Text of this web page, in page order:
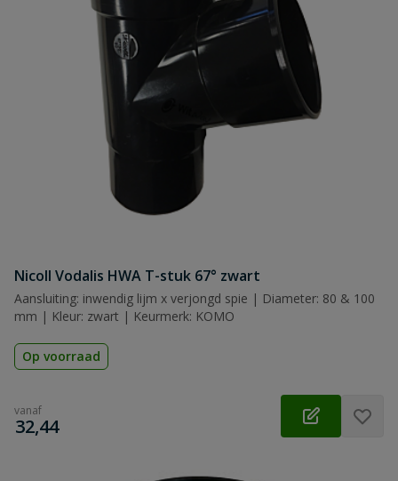
Nicoll Vodalis HWA T-stuk 67° zwart
Aansluiting: inwendig lijm x verjongd spie | Diameter: 80 & 100
mm | Kleur: zwart | Keurmerk: KOMO
Op voorraad
vanaf
€
32,44